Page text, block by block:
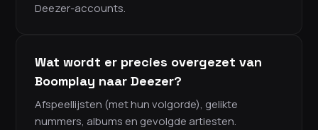
Deezer-accounts.
Wat wordt er precies overgezet van
Boomplay naar Deezer?
Afspeellijsten (met hun volgorde), gelikte
nummers, albums en gevolgde artiesten.